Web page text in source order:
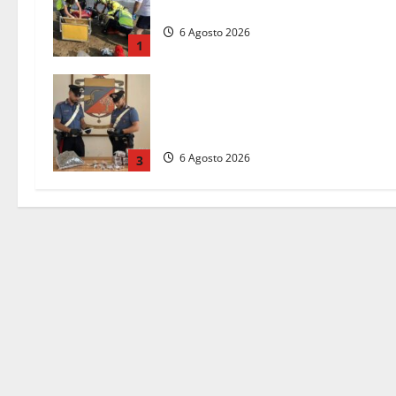
1
6 Agosto 2026
3 6 Agosto 2026